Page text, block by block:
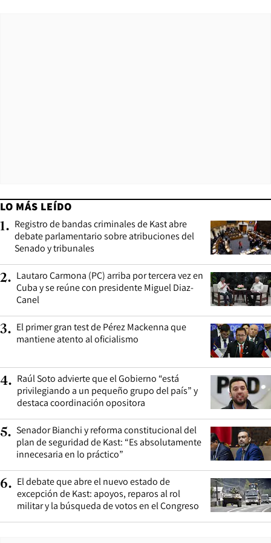
LO MÁS LEÍDO
1. Registro de bandas criminales de Kast abre
debate parlamentario sobre atribuciones del
Senado y tribunales
2. Lautaro Carmona (PC) arriba por tercera vez en
Cuba y se reúne con presidente Miguel Diaz-
Canel
3. El primer gran test de Pérez Mackenna que
mantiene atento al oficialismo
4. Raúl Soto advierte que el Gobierno “está
privilegiando a un pequeño grupo del país” y
destaca coordinación opositora
5. Senador Bianchi y reforma constitucional del
plan de seguridad de Kast: “Es absolutamente
innecesaria en lo práctico”
6. El debate que abre el nuevo estado de
excepción de Kast: apoyos, reparos al rol
militar y la búsqueda de votos en el Congreso